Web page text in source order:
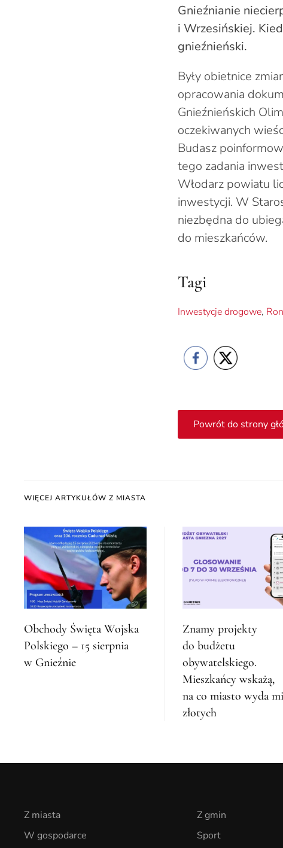
Gnieźnianie
i Wrzesińskiej.
gnieźnieński.
Były obietnice
opracowania
Gnieźnieńskich
oczekiwanych
Budasz
tego zadania
Włodarz powiatu
inwestycji. W
niezbędna do
do mieszkańców.
Tagi
Inwestycje drogowe,
Powrót do strony
WIĘCEJ ARTYKUŁÓW Z MIASTA
Obchody Święta Wojska
Polskiego – 15 sierpnia
w Gnieźnie
Znamy projekty
do budżetu
obywatelskiego.
Mieszkańcy wskażą,
na co miasto wyda
złotych
Z miasta
W gospodarce
Z gmin
Sport